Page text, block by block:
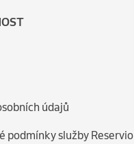
údajů
podmínky služby Reservio